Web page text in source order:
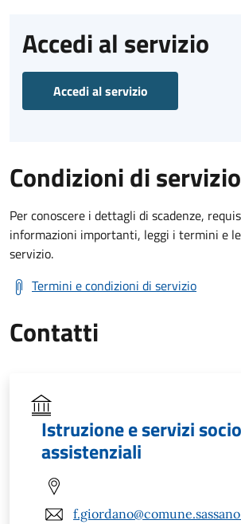
Accedi al servizio
Accedi al servizio
Condizioni di servizio
Per conoscere i dettagli di scadenze,
informazioni importanti, leggi i termini e
servizio.
Termini e condizioni di servizio
Contatti
Istruzione e servizi socio
assistenziali